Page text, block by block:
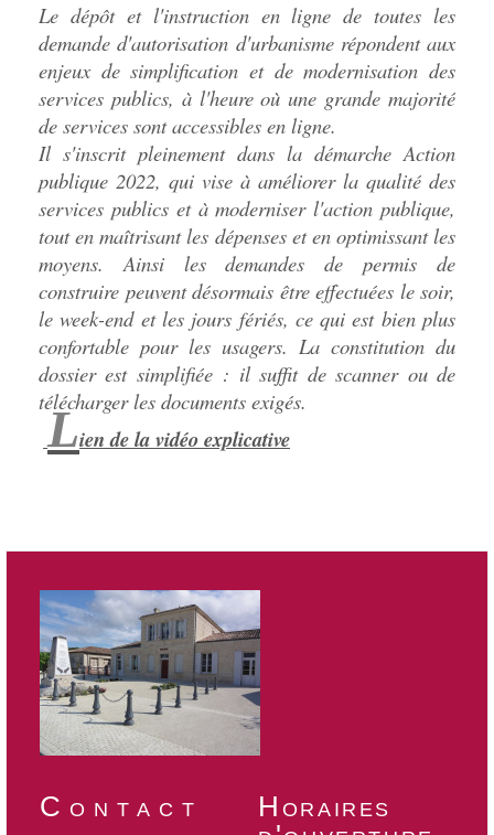
Le dépôt et l'instruction en ligne de toutes les
demande d'autorisation d'urbanisme répondent aux
enjeux de simplification et de modernisation des
services publics, à l'heure où une grande majorité
de services sont accessibles en ligne.
Il s'inscrit pleinement dans la démarche Action
publique 2022, qui vise à améliorer la qualité des
services publics et à moderniser l'action publique,
tout en maîtrisant les dépenses et en optimissant les
moyens. Ainsi les demandes de permis de
construire peuvent désormais être effectuées le soir,
le week-end et les jours fériés, ce qui est bien plus
confortable pour les usagers. La constitution du
dossier est simplifiée : il suffit de scanner ou de
télécharger les documents exigés.
Lien de la vidéo explicative
Contact
Horaires